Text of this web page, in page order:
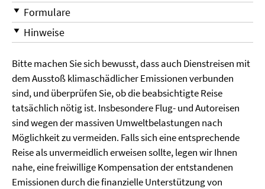
Formulare
Hinweise
Bitte machen Sie sich bewusst, dass auch Dienstreisen mit
dem Ausstoß klimaschädlicher Emissionen verbunden
sind, und überprüfen Sie, ob die beabsichtigte Reise
tatsächlich nötig ist. Insbesondere Flug- und Autoreisen
sind wegen der massiven Umweltbelastungen nach
Möglichkeit zu vermeiden. Falls sich eine entsprechende
Reise als unvermeidlich erweisen sollte, legen wir Ihnen
nahe, eine freiwillige Kompensation der entstandenen
Emissionen durch die finanzielle Unterstützung von